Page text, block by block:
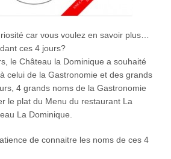
car vous voulez en savoir plus…
ces 4 jours?
le Château la Dominique a souhaité
celui de la Gastronomie et des grands
4 grands noms de la Gastronomie
le plat du Menu du restaurant La
La Dominique.
de connaitre les noms de ces 4